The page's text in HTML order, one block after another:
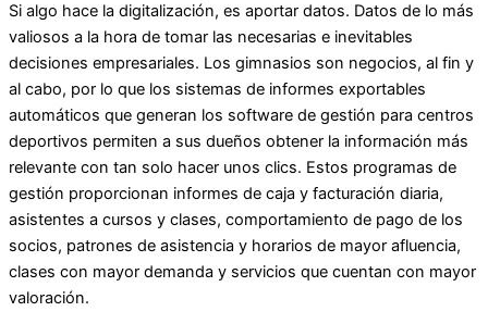
Si algo hace la digitalización, es aportar datos. Datos de lo más
valiosos a la hora de tomar las necesarias e inevitables
decisiones empresariales. Los gimnasios son negocios, al fin y
al cabo, por lo que los sistemas de informes exportables
automáticos que generan los software de gestión para centros
deportivos permiten a sus dueños obtener la información más
relevante con tan solo hacer unos clics. Estos programas de
gestión proporcionan informes de caja y facturación diaria,
asistentes a cursos y clases, comportamiento de pago de los
socios, patrones de asistencia y horarios de mayor afluencia,
clases con mayor demanda y servicios que cuentan con mayor
valoración.